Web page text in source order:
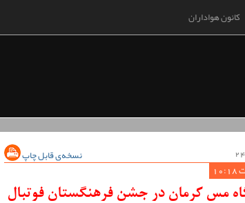
کانون هواداران
نسخه‌ی قابل چاپ
مس کرمان در جشن فرهنگستان فوتبال